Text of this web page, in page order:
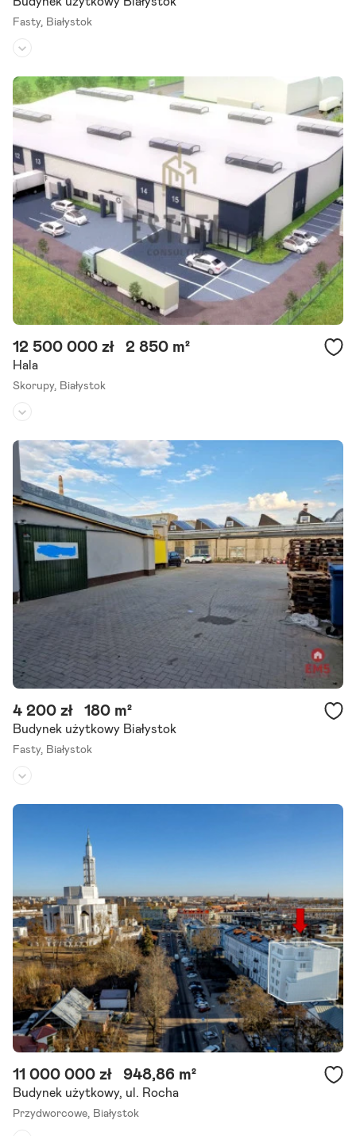
Fasty, Białystok
Przeznaczenie:produkcyjno-magazynowe
Do wynajęcia proponuję nieogrzewaną halę magazynową o powierz
chni 647 mkw. Brama wjazdowa 4x4m. Duży parking asfaltowy, wjaz
d z poziomu 0. W proponowanej powierzchni dostępne biuro +.
Szczegóły ogłoszenia
Hala
Skorupy, Białystok
12 500 000 zł 2 850 m²
Przeznaczenie:produkcyjno-magazynowe
Powierzchnia działki:3 500 m²
Polecamy do sprzedaży skomercjalizowany obiekt magazynowo -pr
odukcyjny w Białymstoku. Budynek o łącznej powierzchni 2850 m2
wzniesiony został na działce o pow. około 0,64ha. Obiekt.
Szczegóły ogłoszenia
Budynek użytkowy Białystok
Fasty, Białystok
4 200 zł 180 m²
Powierzchnia działki:
Większość atrakcyjnych nieruchomości w tej okolicy znika zanim t
rafia na portale. Dlatego pracujemy również na ofertach dostępnyc
h tylko dla naszych klientów. Oferuję do wynajęcia magazyn.
Szczegóły ogłoszenia
Budynek użytkowy, ul. Rocha
Przydworcowe, Białystok
11 000 000 zł 948,86 m²